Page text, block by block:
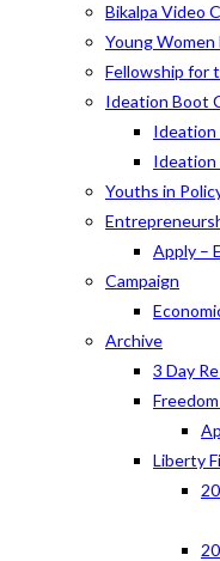
Bikalpa Video
Young Women
Fellowship for
Ideation Boot
Ideation
Ideation
Youths in
Apply –
Campaign
Archive
3 Day
Liberty